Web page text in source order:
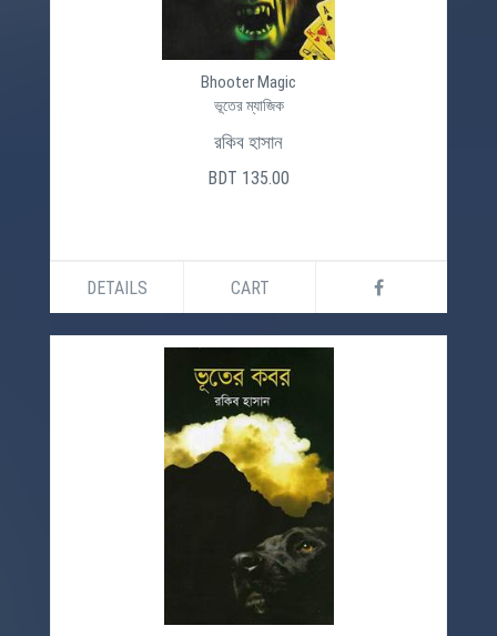
Bhooter Magic
ভূতের ম্যাজিক
রকিব হাসান
BDT 135.00
DETAILS CART